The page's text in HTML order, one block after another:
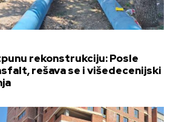
rekonstrukciju: Posle
rešava se i višedecenijski